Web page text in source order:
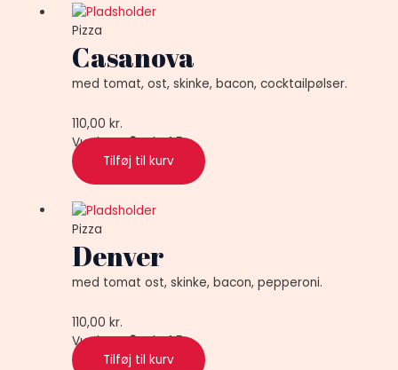
Pizza
Casanova
med tomat, ost, skinke, bacon, cocktailpølser.
110,00kr.
Vurderet0ud af 5
Tilføj til kurv
Pizza
Denver
med tomat ost, skinke, bacon, pepperoni.
110,00kr.
Vurderet0ud af 5
Tilføj til kurv